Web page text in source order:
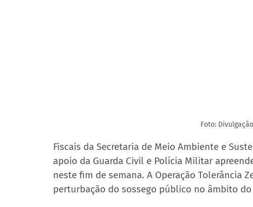
Foto:
Fiscais da Secretaria de Meio Ambiente e
apoio da Guarda Civil e Polícia Militar
neste fim de semana. A Operação Tolerância
perturbação do sossego público no âmbito